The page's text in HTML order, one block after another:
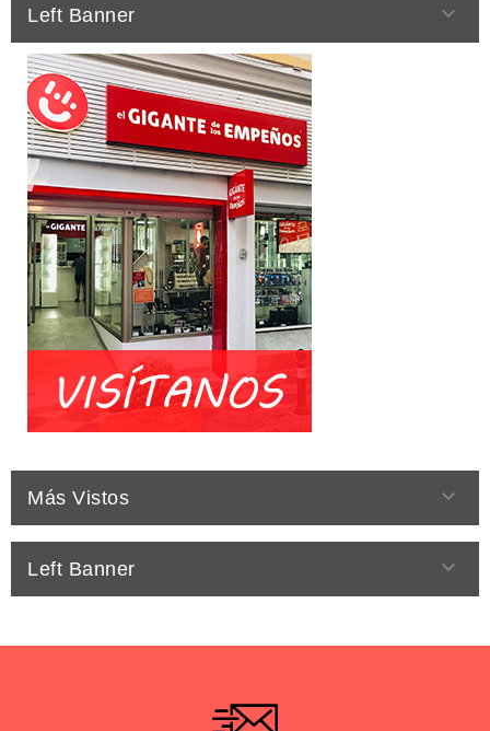
Left Banner 
Más Vistos 
Left Banner 